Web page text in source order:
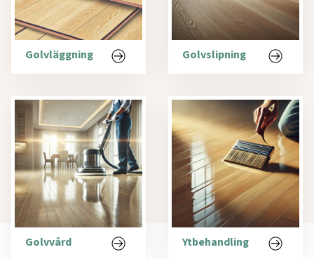
Golvläggning Golvslipning
Golvvård Ytbehandling